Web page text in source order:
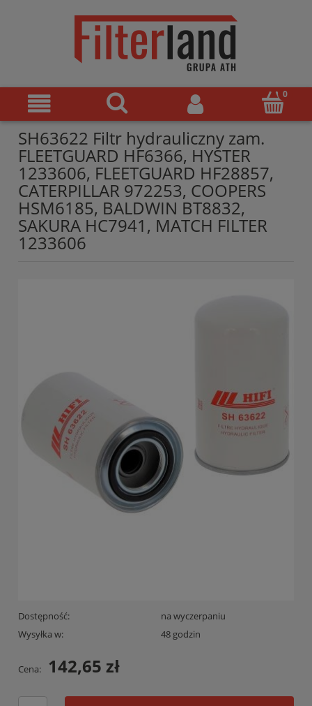
SH63622 Filtr hydrauliczny zam.
FLEETGUARD HF6366, HYSTER
1233606, FLEETGUARD HF28857,
CATERPILLAR 972253, COOPERS
HSM6185, BALDWIN BT8832,
SAKURA HC7941, MATCH FILTER
1233606
Dostępność:
na wyczerpaniu
Wysyłka w:
48 godzin
Cena: 142,65 zł